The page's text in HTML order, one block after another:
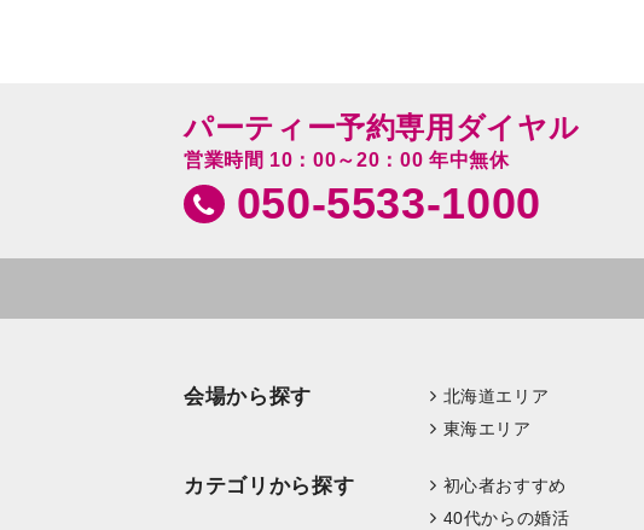
パーティー予約専用ダイヤル
営業時間 10：00～20：00 年中無休
050-5533-1000
会場から探す 北海道エリア
東海エリア
カテゴリから探す 初心者おすすめ
40代からの婚活